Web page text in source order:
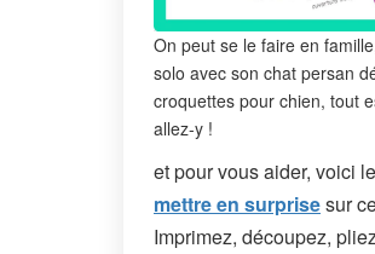
On peut se le faire en
solo avec son chat persan
croquettes pour chien, tout
allez-y !
et pour vous aider, voici
mettre en surprisesur
Imprimez, découpez,